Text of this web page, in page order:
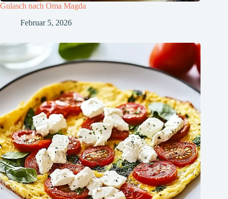
Gulasch nach Oma Magda
Februar 5, 2026